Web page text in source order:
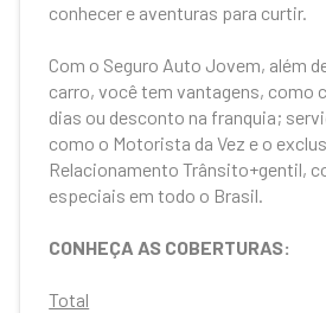
conhecer e aventuras para curtir.
Com o Seguro Auto Jovem, além
carro, você tem vantagens, como
dias ou desconto na franquia;
como o Motorista da Vez e o
Relacionamento Trânsito+gentil,
especiais em todo o Brasil.
CONHEÇA AS COBERTURAS:
Total